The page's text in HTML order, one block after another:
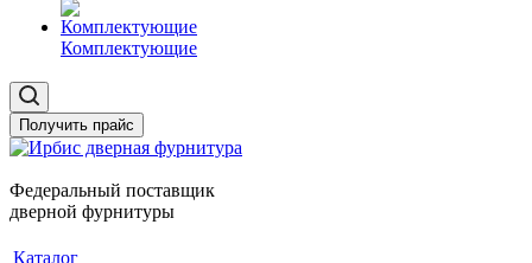
Комплектующие
Получить прайс
Федеральный поставщик
дверной фурнитуры
Каталог